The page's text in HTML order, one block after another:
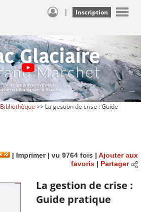
| Inscription
Bibliothèque >> La gestion de crise : Guide
| Imprimer| vu 9764 fois | Ajouter aux
favoris| Partager
La gestion de crise :
Guide pratique